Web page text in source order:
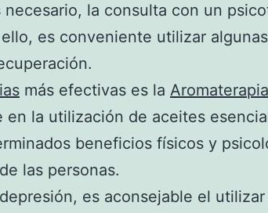
necesario, la consulta con un
es conveniente utilizar
más efectivas es la Aromaterapia
en la utilización de aceites
beneficios físicos y
las personas.
es aconsejable el